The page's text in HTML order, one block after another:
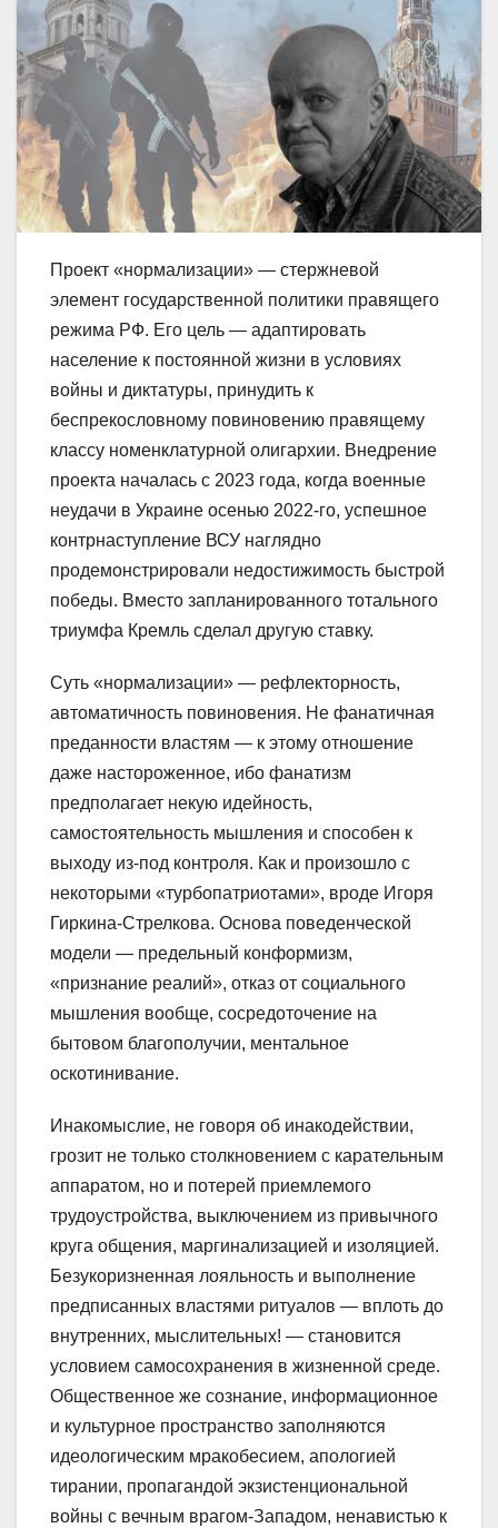
Проект «нормализации» — стержневой
элемент государственной политики правящего
режима РФ. Его цель — адаптировать
население к постоянной жизни в условиях
войны и диктатуры, принудить к
беспрекословному повиновению правящему
классу номенклатурной олигархии. Внедрение
проекта началась с 2023 года, когда военные
неудачи в Украине осенью 2022-го, успешное
контрнаступление ВСУ наглядно
продемонстрировали недостижимость быстрой
победы. Вместо запланированного тотального
триумфа Кремль сделал другую ставку.
Суть «нормализации» — рефлекторность,
автоматичность повиновения. Не фанатичная
преданности властям — к этому отношение
даже настороженное, ибо фанатизм
предполагает некую идейность,
самостоятельность мышления и способен к
выходу из-под контроля. Как и произошло с
некоторыми «турбопатриотами», вроде Игоря
Гиркина-Стрелкова. Основа поведенческой
модели — предельный конформизм,
«признание реалий», отказ от социального
мышления вообще, сосредоточение на
бытовом благополучии, ментальное
оскотинивание.
Инакомыслие, не говоря об инакодействии,
грозит не только столкновением с карательным
аппаратом, но и потерей приемлемого
трудоустройства, выключением из привычного
круга общения, маргинализацией и изоляцией.
Безукоризненная лояльность и выполнение
предписанных властями ритуалов — вплоть до
внутренних, мыслительных! — становится
условием самосохранения в жизненной среде.
Общественное же сознание, информационное
и культурное пространство заполняются
идеологическим мракобесием, апологией
тирании, пропагандой экзистенциональной
войны с вечным врагом-Западом, ненавистью к